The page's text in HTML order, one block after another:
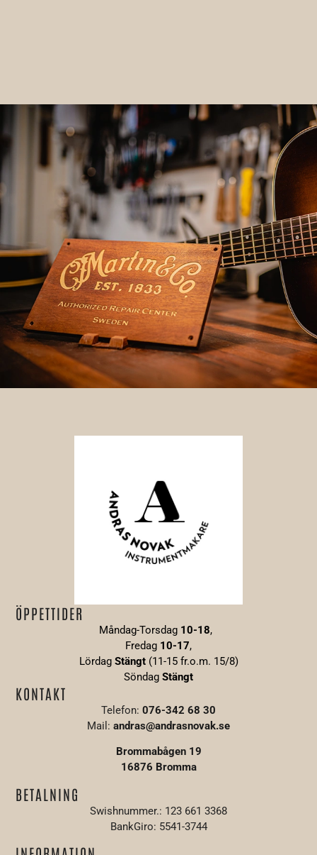
ÖPPETTIDER
Måndag-Torsdag 10-18,
Fredag 10-17,
Lördag Stängt (11-15 fr.o.m. 15/8)
Söndag Stängt
KONTAKT
Telefon: 076-342 68 30
Mail: andras@andrasnovak.se
Brommabågen 19
16876 Bromma
BETALNING
Swishnummer.: 123 661 3368
BankGiro: 5541-3744